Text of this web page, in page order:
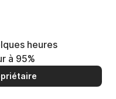
heures
à 95%